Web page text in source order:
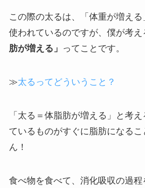
この際の太るは、「体重が増え
使われているのですが、僕が考え
肪が増える」 ってことです。
≫太るってどういうこと？
「太る＝体脂肪が増える」と考
ているものがすぐに脂肪になる
ん！
食べ物を食べて、消化吸収の過